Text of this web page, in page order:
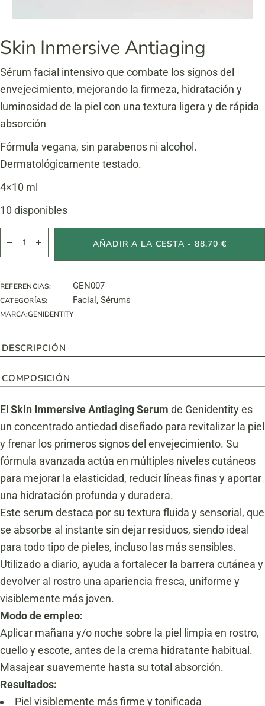
Skin Inmersive Antiaging
Sérum facial intensivo que combate los signos del
envejecimiento, mejorando la firmeza, hidratación y
luminosidad de la piel con una textura ligera y de rápida
absorción
Fórmula vegana, sin parabenos ni alcohol.
Dermatológicamente testado.
4×10 ml
10 disponibles
AÑADIR A LA CESTA - 88,70 €
REFERENCIAS: GEN007
CATEGORÍAS: Facial , Sérums
MARCA:GENIDENTITY
DESCRIPCIÓN
COMPOSICIÓN
El Skin Immersive Antiaging Serum de Genidentity es
un concentrado antiedad diseñado para revitalizar la piel
y frenar los primeros signos del envejecimiento. Su
fórmula avanzada actúa en múltiples niveles cutáneos
para mejorar la elasticidad, reducir líneas finas y aportar
una hidratación profunda y duradera.
Este serum destaca por su textura fluida y sensorial, que
se absorbe al instante sin dejar residuos, siendo ideal
para todo tipo de pieles, incluso las más sensibles.
Utilizado a diario, ayuda a fortalecer la barrera cutánea y
devolver al rostro una apariencia fresca, uniforme y
visiblemente más joven.
Modo de empleo:
Aplicar mañana y/o noche sobre la piel limpia en rostro,
cuello y escote, antes de la crema hidratante habitual.
Masajear suavemente hasta su total absorción.
Resultados:
Piel visiblemente más firme y tonificada